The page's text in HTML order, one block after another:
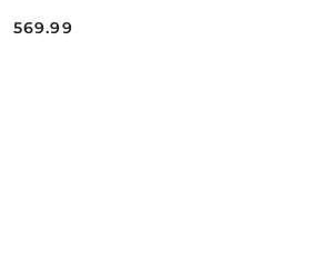
Cena:
569.99